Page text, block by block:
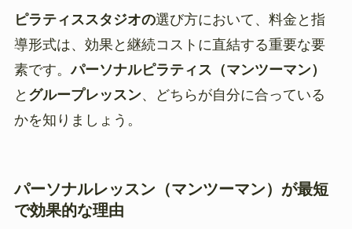
ピラティススタジオの選び方において、料金と指
導形式は、効果と継続コストに直結する重要な要
素です。パーソナルピラティス（マンツーマン）
と グループレッスン、どちらが自分に合っている
かを知りましょう。
パーソナルレッスン（マンツーマン）が最短
で効果的な理由